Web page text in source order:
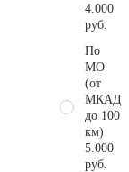
4.000
руб.
По
МО
(от
МКАД
до 100
км)
5.000
руб.